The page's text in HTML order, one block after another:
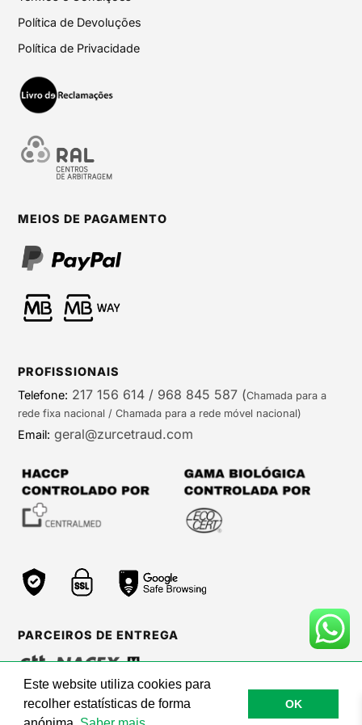
Política de Devoluções
Política de Privacidade
MEIOS DE PAGAMENTO
PROFISSIONAIS
Telefone: 217 156 614 / 968 845 587 (Chamada para a
rede fixa nacional / Chamada para a rede móvel nacional)
Email: geral@zurcetraud.com
PARCEIROS DE ENTREGA
©Zurc Etraud |Web Care by BinaryBrigade
Este website utiliza cookies para
recolher estatísticas de forma
OK